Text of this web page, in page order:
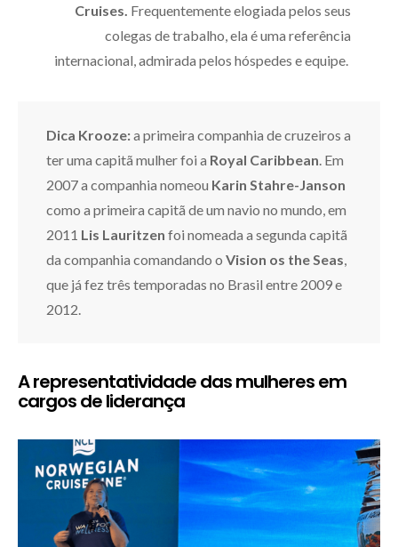
Cruises. Frequentemente elogiada pelos seus
colegas de trabalho, ela é uma referência
internacional, admirada pelos hóspedes e equipe.
Dica Krooze:a primeira companhia de cruzeiros a
ter uma capitã mulher foi a Royal Caribbean . Em
2007 a companhia nomeou Karin Stahre-Janson
como a primeira capitã de um navio no mundo, em
2011 Lis Lauritzen foi nomeada a segunda capitã
da companhia comandando o Vision os the Seas
que já fez três temporadas no Brasil entre 2009 e
2012.
A representatividade das mulheres em
cargos de liderança